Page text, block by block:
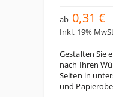
ab 0,31 €
Inkl. 19%
Gestalten Sie
nach Ihren
Seiten in
und